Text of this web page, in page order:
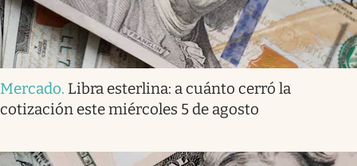
Mercado. Libra esterlina: a cuánto cerró la
cotización este miércoles 5 de agosto